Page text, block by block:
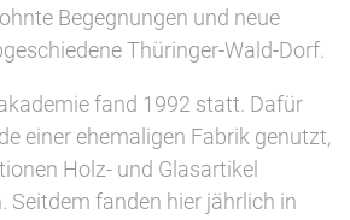
Begegnungen und neue
Thüringer-Wald-Dorf.
fand 1992 statt. Dafür
einer ehemaligen Fabrik genutzt,
Holz- und Glasartikel
Seitdem fanden hier jährlich in